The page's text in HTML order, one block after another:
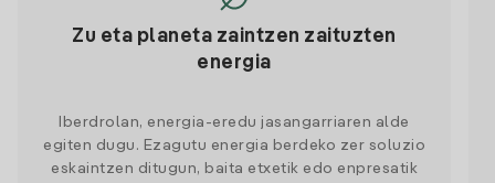
Zu eta planeta zaintzen zaituzten
energia
Iberdrolan, energia-eredu jasangarriaren alde
egiten dugu. Ezagutu energia berdeko zer soluzio
eskaintzen ditugun, baita etxetik edo enpresatik